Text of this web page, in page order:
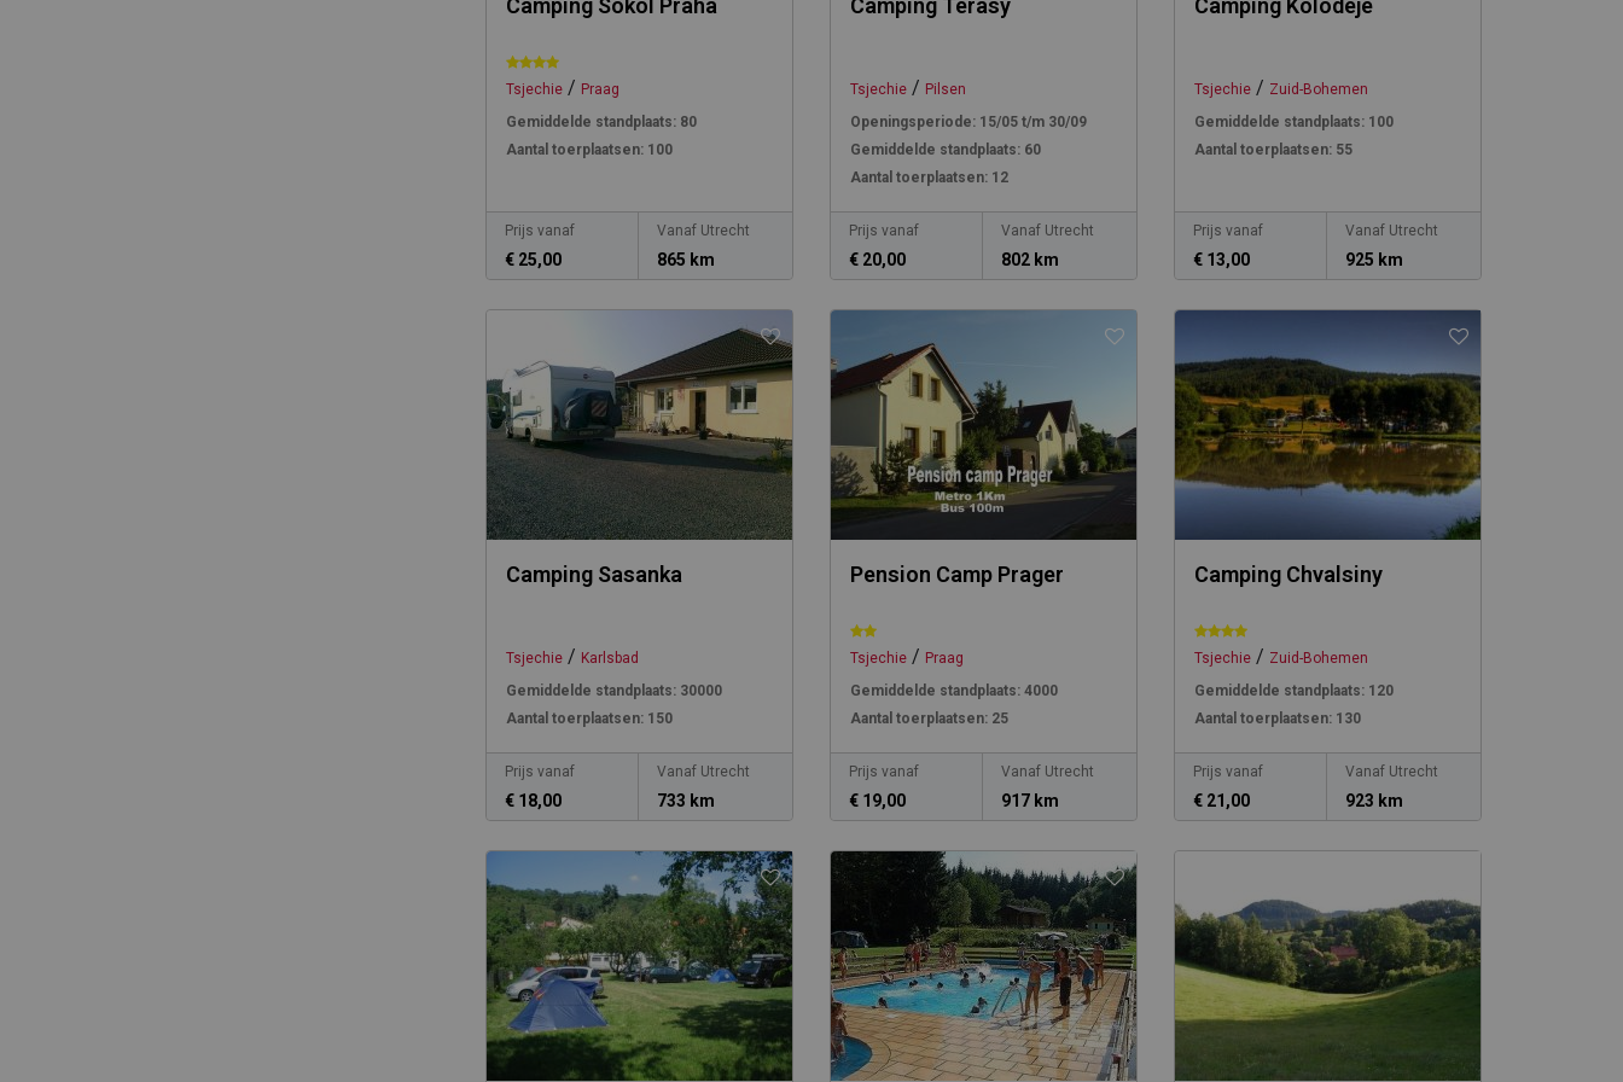
Camping Sokol Praha
Tsjechie / Praag
Gemiddelde standplaats: 80
Aantal toerplaatsen: 100
Prijs vanaf
€ 25,00
Vanaf Utrecht
865 km
Camping Terasy
Tsjechie/ Pilsen
Openingsperiode:15/05 t/m 30/09
Gemiddelde standplaats:60
Aantal toerplaatsen:12
Prijs vanaf
€ 20,00
Vanaf Utrecht
802 km
Camping Kolodeje
Tsjechie/ Zuid-Bohemen
Gemiddelde standplaats:100
Aantal toerplaatsen:55
Prijs vanaf
€ 13,00
Vanaf Utrecht
925 km
Camping Sasanka
Tsjechie / Karlsbad
Gemiddelde standplaats: 30000
Aantal toerplaatsen: 150
Prijs vanaf
€ 18,00
Vanaf Utrecht
733 km
Pension Camp Prager
Tsjechie/ Praag
Gemiddelde standplaats:4000
Aantal toerplaatsen:25
Prijs vanaf
€ 19,00
Vanaf Utrecht
917 km
Camping Chvalsiny
Tsjechie/ Zuid-Bohemen
Gemiddelde standplaats:120
Aantal toerplaatsen:130
Prijs vanaf
€ 21,00
Vanaf Utrecht
923 km